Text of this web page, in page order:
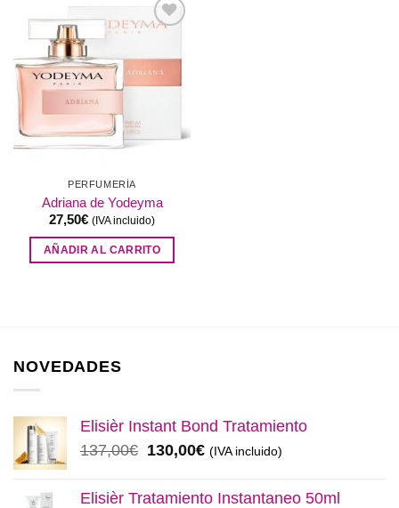
a la
lista de
deseos
PERFUMERÍA
Adriana de Yodeyma
27,50€ (IVA incluido)
AÑADIR AL CARRITO
NOVEDADES
Elisièr Instant Bond Tratamiento
137,00€ El
original
130,00€El
actual
(IVA incluido)
Elisièr Tratamiento Instantaneo 50ml